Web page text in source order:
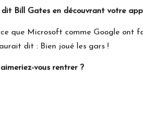
Bill Gates en découvrant votre
que Microsoft comme Google
dit : Bien joué les gars !
vous rentrer ?